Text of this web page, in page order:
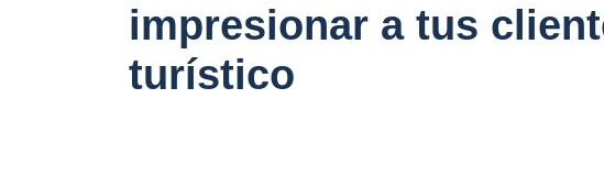
impresionar a tus
turístico